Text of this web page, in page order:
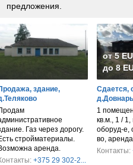
предложения.
здание,
Газ через дорогу.
стройматериалы.
аренда.
+375 29 302-2...
от 5
до 8
Сдается,
1
кв.м., 1 / 1,
оборуд-е,
во, аренда
Контакты: